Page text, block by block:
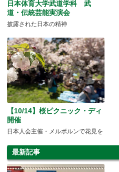
日本体育大学武道学科 武
道・伝統芸能実演会
披露された日本の精神
【10/14】桜ピクニック・ディ
開催
日本人会主催・メルボルンで花見を
最新記事